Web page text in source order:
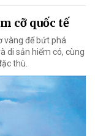
cỡ quốc tế
vàng để bứt phá
di sản hiếm có, cùng
thù.